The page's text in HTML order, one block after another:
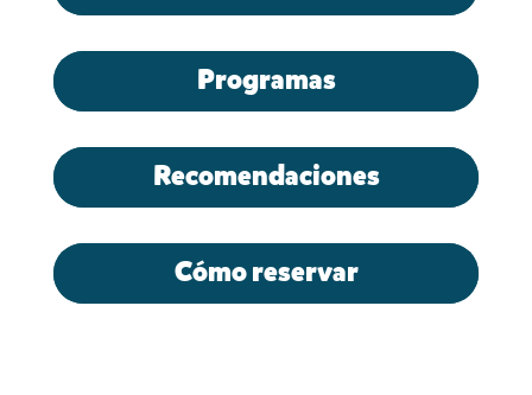
Programas
Recomendaciones
Cómo reservar